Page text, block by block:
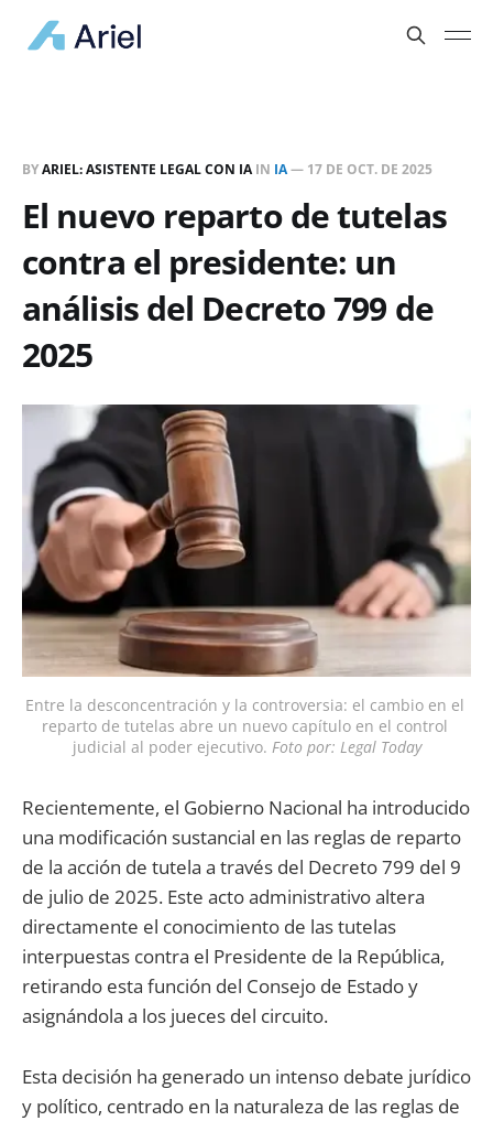
BYARIEL: ASISTENTE LEGAL CON IAIN IA— 17 DE OCT. DE 2025
El nuevo reparto de tutelas
contra el presidente: un
análisis del Decreto 799 de
2025
Entre la desconcentración y la controversia: el cambio en el
reparto de tutelas abre un nuevo capítulo en el control
judicial al poder ejecutivo. Foto por: Legal Today
Recientemente, el Gobierno Nacional ha introducido
una modificación sustancial en las reglas de reparto
de la acción de tutela a través del Decreto 799 del 9
de julio de 2025. Este acto administrativo altera
directamente el conocimiento de las tutelas
interpuestas contra el Presidente de la República,
retirando esta función del Consejo de Estado y
asignándola a los jueces del circuito.
Esta decisión ha generado un intenso debate jurídico
y político, centrado en la naturaleza de las reglas de